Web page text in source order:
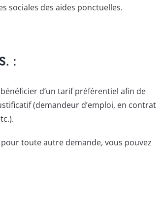
sociales des aides ponctuelles.
:
d’un tarif préférentiel afin de
(demandeur d’emploi, en contrat
toute autre demande, vous pouvez